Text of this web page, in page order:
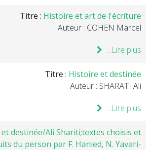
Titre : Histoire et art de l'écriture
Auteur : COHEN Marcel
Lire plus...
Titre : Histoire et destinée
Auteur : SHARATI Ali
Lire plus...
destinée/Ali Shariti;textes choisis et
du person par F. Hanied, N. Yavari-